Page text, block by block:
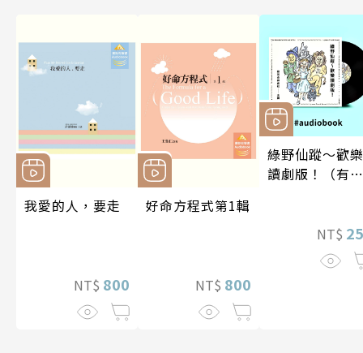
我愛的人，要走
NT$ 800
好命方程式第1輯
NT$ 800
綠野仙蹤～歡樂
讀劇版！（有聲
NT$